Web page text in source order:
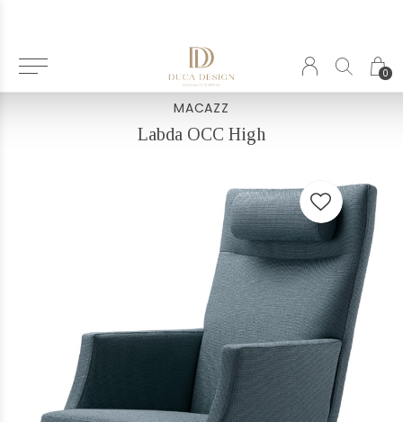
0
Terug
MACAZZ
Labda OCC High